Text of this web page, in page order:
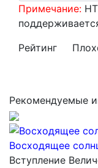
Примечание:
Рейтинг
Рекомендуемые
Восходящее
Вступление